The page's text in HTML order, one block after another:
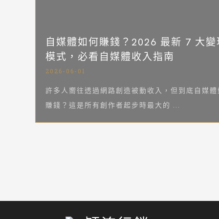
自媒體如何賺錢？2026 最新 7 大變
模式，必看自媒體收入指南
2026-06-01
許多人嚮往透過網路創造被動收入，但到底自媒體
賺錢？這是所有創作者起步時最大的 ...